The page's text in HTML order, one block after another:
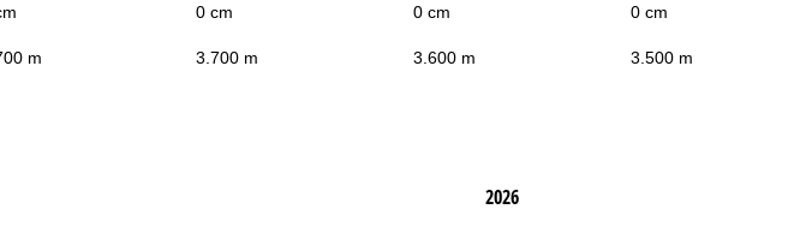
0 cm 0 cm 0 cm
m 3.700 m 3.600 m 3.500 m
2026